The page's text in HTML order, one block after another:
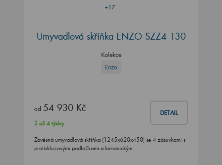
+17
Umyvadlová skříňka ENZO SZZ4 130
Kolekce
Enzo
od 54 930 Kč DETAIL
2 až 4 týdny
Závěsná umyvadlová skříňka (1245x620x450) se 4 zásuvkami s
protiskluzovými podložkami a keramickým…